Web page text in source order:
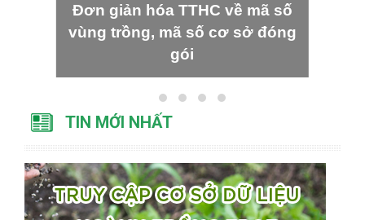
Đơn giản hóa TTHC về mã số
vùng trồng, mã số cơ sở đóng
gói
TIN MỚI NHẤT